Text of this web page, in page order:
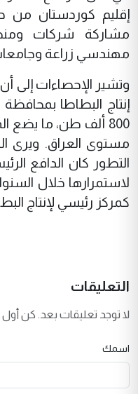
إقليم كوردستان من
مشاركة شركات
مهندسي زراعة
إنتاج البطاطا
800 ألف طن، ما
مستوى العراق. ويرى
التطور كان الدافع
لاستمرارها خلال
كمركز رئيسي لإنتاج
التعليقات
لا توجد تعليقات بعد. كن
اسمك